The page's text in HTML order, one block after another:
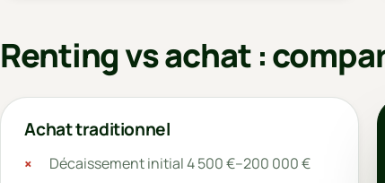
Renting vs achat :
Achat traditionnel
Décaissement initial 4 500 €–200 000 €